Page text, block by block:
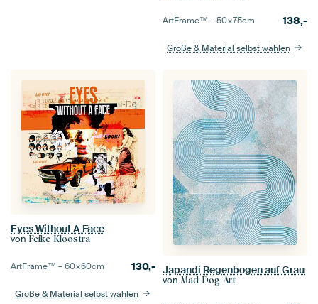
ArtFrame™ –50×75cm 138,-
Größe & Material selbst wählen
Eyes Without A Face
von Feike Kloostra
ArtFrame™ –60×60cm 130,-
Größe & Material selbst wählen
Japandi Regenbogen auf Grau
von Mad Dog Art